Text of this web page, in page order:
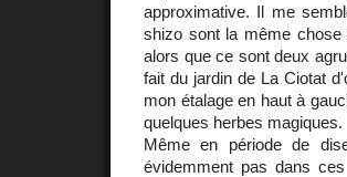
approximative. Il me
shizo sont la même
alors que ce sont deux
fait du jardin de La Ciotat
mon étalage en haut à
quelques herbes magiques.
Même en période de
évidemment pas dans